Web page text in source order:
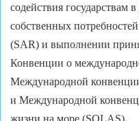
содействия государствам
собственных
(SAR) и выполнении
Конвенции о
Международной
и Международной
жизни на море (SOLAS).